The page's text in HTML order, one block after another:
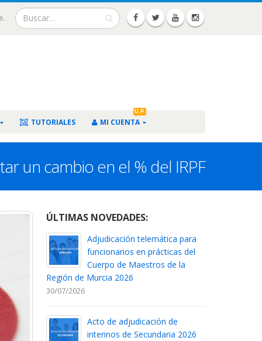
TUTORIALES MI CUENTA
U.P.
un cambio en el % del IRPF
ÚLTIMAS NOVEDADES:
Adjudicación telemática para
funcionarios en prácticas del
Cuerpo de Maestros de la
Región de Murcia 2026
30/07/2026
Acto de adjudicación de
interinos de Secundaria 2026